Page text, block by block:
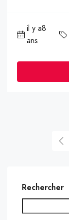
il y a8
ans
Rechercher